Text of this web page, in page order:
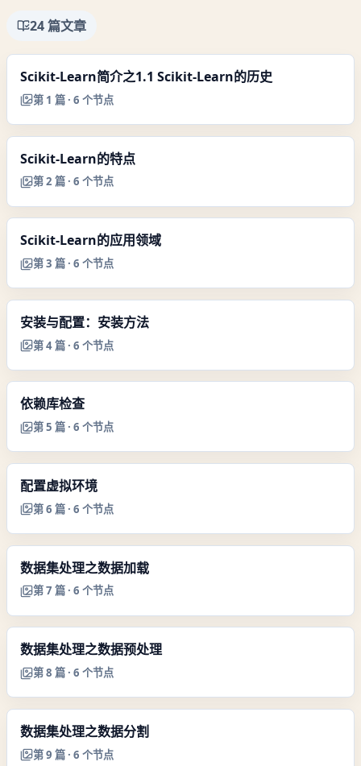
24篇文章
Scikit-Learn简介之1.1 Scikit-Learn的历史
第 1 篇 · 6 个节点
Scikit-Learn的特点
第2 篇 · 6 个节点
Scikit-Learn的应用领域
第3 篇 · 6 个节点
安装与配置：安装方法
第4篇 · 6 个节点
依赖库检查
第5 篇 · 6 个节点
配置虚拟环境
第6 篇 · 6 个节点
数据集处理之数据加载
第7 篇 · 6 个节点
数据集处理之数据预处理
第8 篇 · 6 个节点
数据集处理之数据分割
第9 篇 · 6 个节点